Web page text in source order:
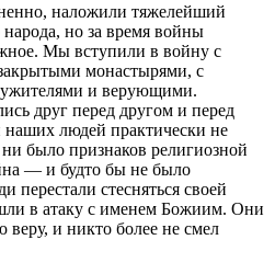
наложили тяжелейший
но за время войны
Мы вступили в войну с
монастырями, с
и верующими.
друг перед другом и перед
людей практически не
было признаков религиозной
— и будто бы не было
стесняться своей
в атаку с именем Божиим. Они
веру, и никто более не смел